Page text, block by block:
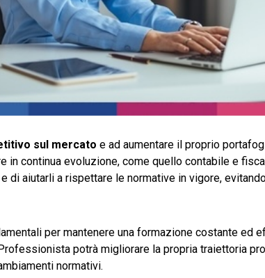
sul mercato e ad aumentare il proprio
in continua evoluzione, come quello contabile e
e di aiutarli a rispettare le normative in vigore,
per mantenere una formazione costante ed
potrà migliorare la propria traiettoria
normativi.